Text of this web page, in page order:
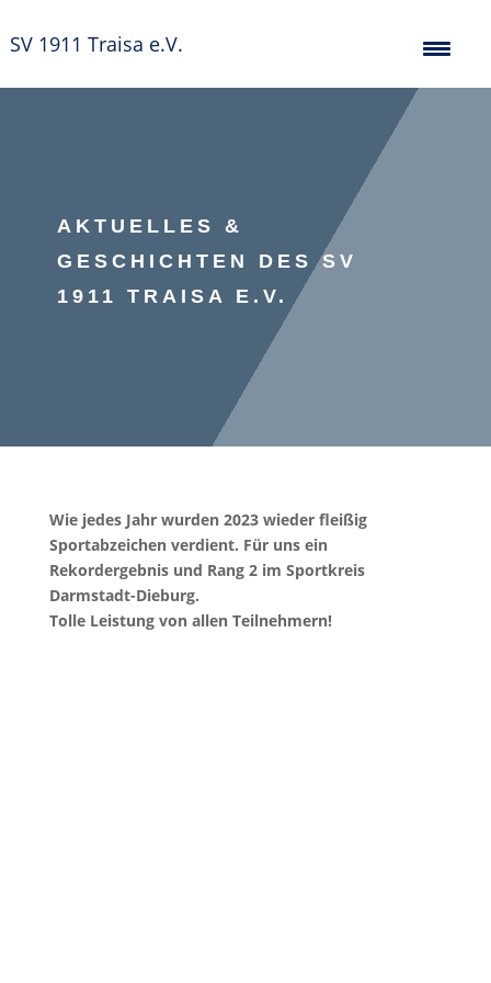
SV 1911 Traisa e.V.
AKTUELLES &
GESCHICHTEN DES SV
1911 TRAISA E.V.
Wie jedes Jahr wurden 2023 wieder fleißig
Sportabzeichen verdient. Für uns ein
Rekordergebnis und Rang 2 im Sportkreis
Darmstadt-Dieburg.
Tolle Leistung von allen Teilnehmern!